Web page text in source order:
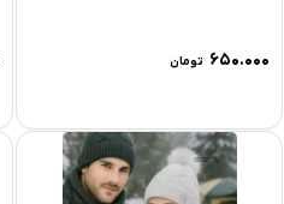
۶۵۰.۰۰۰ تومان